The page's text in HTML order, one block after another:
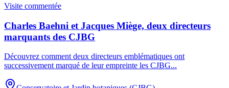
Visite commentée
Charles Baehni et Jacques Miège, deux directeurs
marquants des CJBG
Découvrez comment deux directeurs emblématiques ont
successivement marqué de leur empreinte les CJBG...